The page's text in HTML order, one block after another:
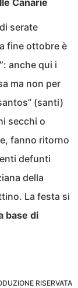
serate
fine ottobre è
: anche qui i
ma non per
(santi)
secchi o
fanno ritorno
defunti
della
La festa si
base di
RISERVATA